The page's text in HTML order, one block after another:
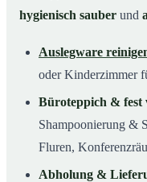
hygienisch sauber und
Auslegware
oder Kinderzimmer
Büroteppich & fest
Shampoonierung &
Fluren,
Abholung &